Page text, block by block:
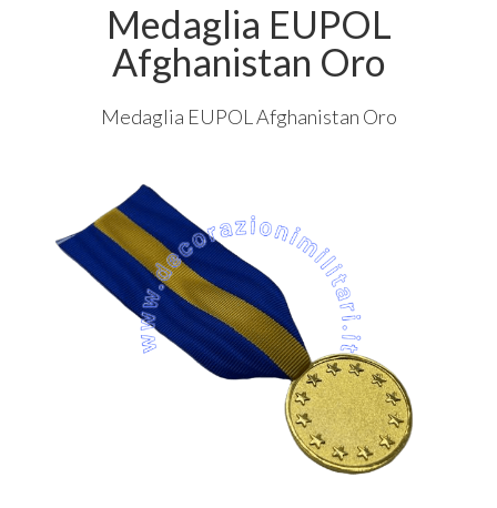
Medaglia EUPOL
Afghanistan Oro
Medaglia EUPOL Afghanistan Oro